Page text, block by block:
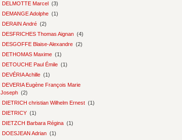
DELMOTTE Marcel (3)
DEMANGE Adolphe (1)
DERAIN André (2)
DESFRICHES Thomas Aignan (4)
DESGOFFE Blaise-Alexandre (2)
DETHOMAS Maxime (1)
DETOUCHE Paul Émile (1)
DEVÉRIA Achille (1)
DEVERIA Eugène François Marie
Joseph (2)
DIETRICH christian Wilhelm Ernest (1)
DIETRICY (1)
DIETZCH Barbara Régina (1)
DOESJEAN Adrian (1)